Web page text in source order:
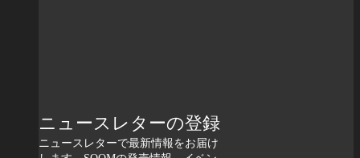
ニュースレターの登録
ニュースレターで最新情報をお届け